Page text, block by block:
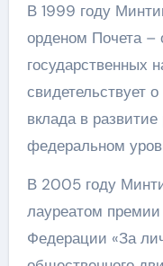
В 1999 году
орденом Почета –
государственных
свидетельствует
вклада в
федеральном
В 2005 году
лауреатом премии
Федерации «За